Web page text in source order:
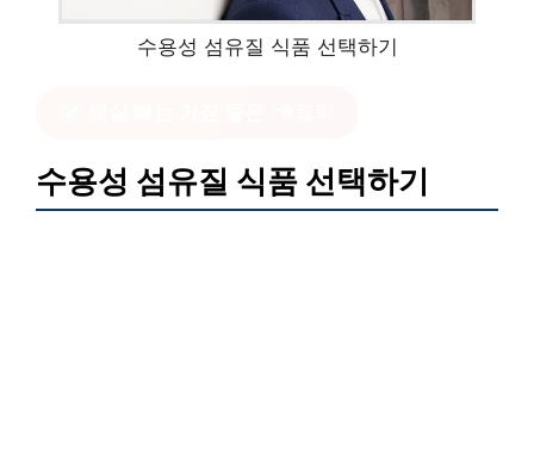
수용성 섬유질 식품 선택하기
수용성 섬유질 식품 선택하기